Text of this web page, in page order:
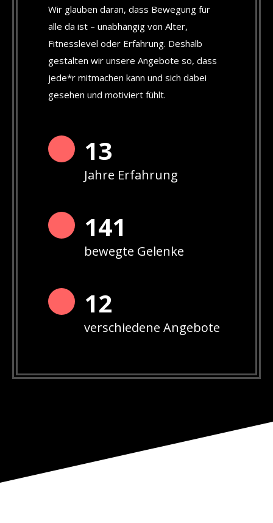
Wir glauben daran, dass Bewegung für
alle da ist – unabhängig von Alter,
Fitnesslevel oder Erfahrung. Deshalb
gestalten wir unsere Angebote so, dass
jede*r mitmachen kann und sich dabei
gesehen und motiviert fühlt.
13
Jahre Erfahrung
142
bewegte Gelenke
12
verschiedene Angebote